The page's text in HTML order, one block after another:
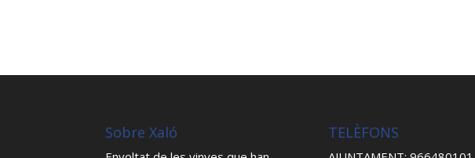
Sobre Xaló TELÈFONS